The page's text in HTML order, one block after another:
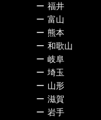
ー 福井
ー 富山
ー 熊本
ー 和歌山
ー 岐阜
ー 埼玉
ー 山形
ー 滋賀
ー 岩手